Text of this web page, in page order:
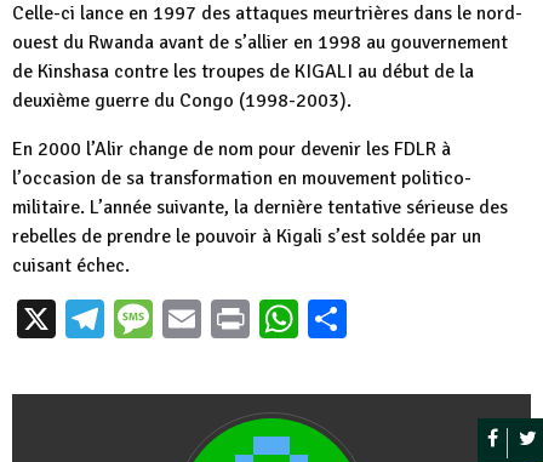
Celle-ci lance en 1997 des attaques meurtrières dans le nord-
ouest du Rwanda avant de s’allier en 1998 au gouvernement
de Kinshasa contre les troupes de KIGALI au début de la
deuxième guerre du Congo (1998-2003).
En 2000 l’Alir change de nom pour devenir les FDLR à
l’occasion de sa transformation en mouvement politico-
militaire. L’année suivante, la dernière tentative sérieuse des
rebelles de prendre le pouvoir à Kigali s’est soldée par un
cuisant échec.
X Telegram
Message
EmailPrintWhatsApp